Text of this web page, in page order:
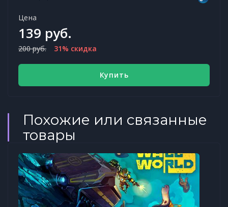
Цена
139 руб.
200 руб. 31% скидка
Купить
Похожие или связанные
товары